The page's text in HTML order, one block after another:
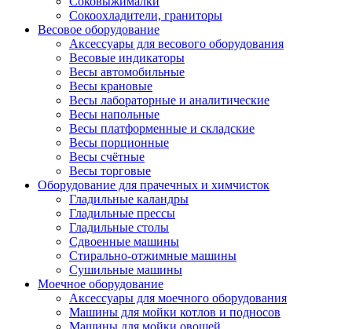
Сокоохладители, граниторы
Весовое оборудование
Аксессуары для весового оборудования
Весовые индикаторы
Весы автомобильные
Весы крановые
Весы лабораторные и аналитические
Весы напольные
Весы платформенные и складские
Весы порционные
Весы счётные
Весы торговые
Оборудование для прачечных и химчисток
Гладильные каландры
Гладильные прессы
Гладильные столы
Сдвоенные машины
Стирально-отжимные машины
Сушильные машины
Моечное оборудование
Аксессуары для моечного оборудования
Машины для мойки котлов и подносов
Машины для мойки овощей